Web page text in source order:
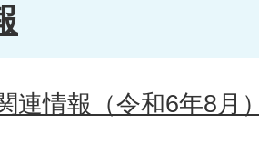
連情報（令和6年8月